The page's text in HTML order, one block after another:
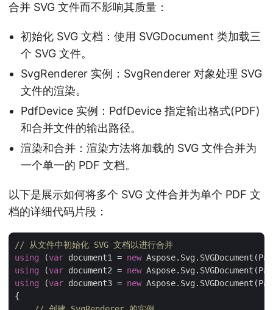
合并 SVG 文件而不影响其质量：
初始化 SVG 文档：使用 SVGDocument 类加载三
个 SVG 文件。
SvgRenderer 实例：SvgRenderer 对象处理 SVG
文件的渲染。
PdfDevice 实例：PdfDevice 指定输出格式(PDF)
和合并文件的输出路径。
渲染和合并：渲染方法将加载的 SVG 文件合并为
一个单一的 PDF 文档。
以下是展示如何将多个 SVG 文件合并为单个 PDF 文
档的详细代码片段：
// 从文件中初始化 SVG 文档以进行合并
using (var document1 = new
using (var document2 = new
using (var document3 = new
{